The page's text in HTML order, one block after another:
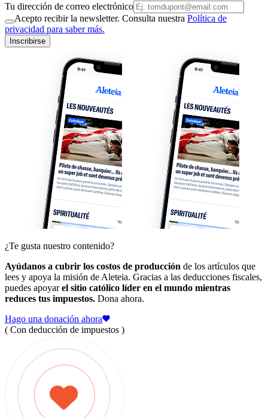
Tu dirección de correo electrónico
Acepto recibir la newsletter. Consulta nuestra Política de
privacidad para saber más.
Inscribirse
¿Te gusta nuestro contenido?
Ayúdanos a cubrir los costos de producción de los artículos que
lees y apoya la misión de Aleteia. Gracias a las deducciones fiscales,
puedes apoyarel sitio católico líder en el mundo mientras
reduces tus impuestos. Dona ahora.
Hago una donación ahora
( Con deducción de impuestos )